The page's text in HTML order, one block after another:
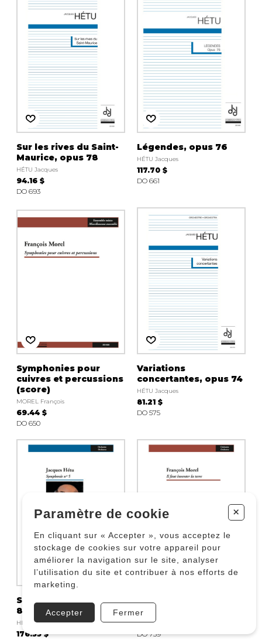
Sur les rives du Saint-
Maurice, opus 78
HÉTU Jacques
94.16 $
DO 693
Légendes, opus 76
HÉTU Jacques
117.70 $
DO 661
Symphonies pour
cuivres et percussions
(score)
MOREL François
69.44 $
DO 650
Variations
concertantes, opus 74
HÉTU Jacques
81.21 $
DO 575
Symphonie no. 5, opus
81 (score)
HÉTU Jacques
176.55 $
Il faut inventer la terre
MOREL François
35.31 $
DO 759
Paramètre de cookie +
En cliquant sur « Accepter », vous acceptez le
stockage de cookies sur votre appareil pour
améliorer la navigation sur le site, analyser
l’utilisation du site et contribuer à nos efforts de
marketing.
Accepter Fermer